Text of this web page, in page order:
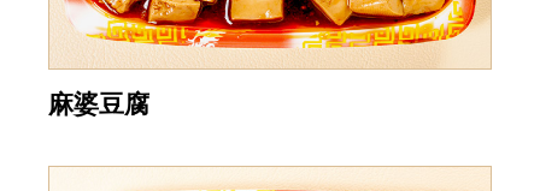
麻婆豆腐